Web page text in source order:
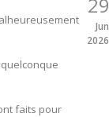
faits pour
Jun
2026